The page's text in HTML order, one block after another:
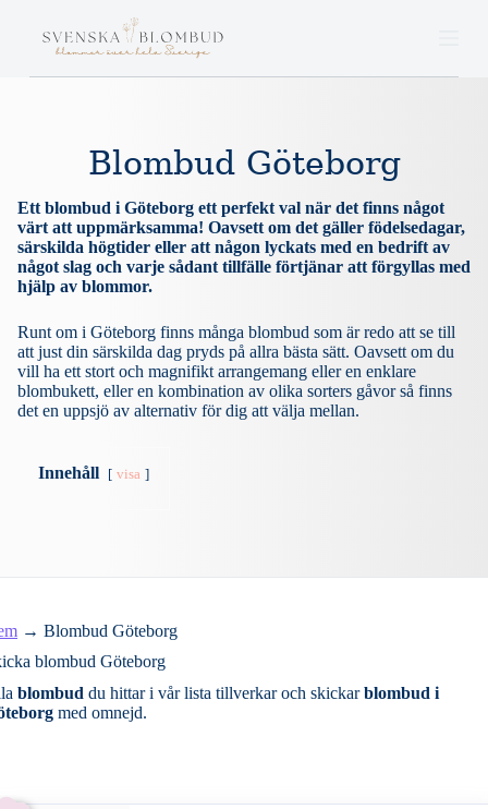
p
e
n
t
Blombud Göteborg
Ett blombud i Göteborg ett perfekt val när det finns något
värt att uppmärksamma! Oavsett om det gäller födelsedagar,
särskilda högtider eller att någon lyckats med en bedrift av
något slag och varje sådant tillfälle förtjänar att förgyllas med
hjälp av blommor.
Runt om i Göteborg finns många blombud som är redo att se till
att just din särskilda dag pryds på allra bästa sätt. Oavsett om du
vill ha ett stort och magnifikt arrangemang eller en enklare
blombukett, eller en kombination av olika sorters gåvor så finns
det en uppsjö av alternativ för dig att välja mellan.
Innehåll visa
→ Blombud Göteborg
blombud Göteborg
blombud du hittar i vår lista tillverkar och skickarblombud i
med omnejd.